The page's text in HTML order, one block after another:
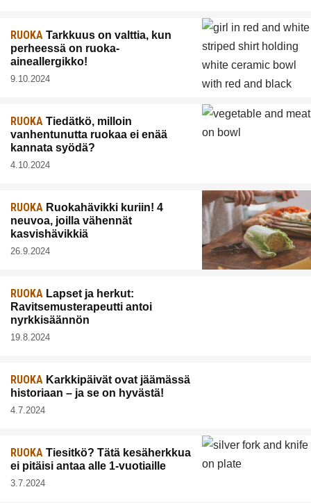
RUOKA Tarkkuus on valttia, kun
perheessä on ruoka-
aineallergikko!
9.10.2024
RUOKA Tiedätkö, milloin
vanhentunutta ruokaa ei enää
kannata syödä?
4.10.2024
RUOKA Ruokahävikki kuriin! 4
neuvoa, joilla vähennät
kasvishävikkiä
26.9.2024
RUOKA Lapset ja herkut:
Ravitsemusterapeutti antoi
nyrkkisäännön
19.8.2024
RUOKA Karkkipäivät ovat jäämässä
historiaan – ja se on hyvästä!
4.7.2024
RUOKA Tiesitkö? Tätä kesäherkkua
ei pitäisi antaa alle 1-vuotiaille
3.7.2024